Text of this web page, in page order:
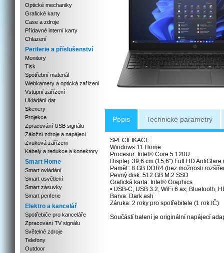
Optické mechaniky
Grafické karty
Case a zdroje
Přídavné interní karty
Chlazení
Periferie a příslušenství
Monitory
Tisk
Spotřební materiál
Webkamery a optická zařízení
Vstupní zařízení
Ukládání dat
Skenery
Projekce
Zpracování USB signálu
Záložní zdroje a napájení
Zvuková zařízeni
Kabely a redukce a konektory
Smart Home
Smart ovládání
Smart osvětlení
Smart zásuvky
Smart periferie
Elektro a kancelář
Spotřebiče pro kanceláře
Zpracování TV signálu
Světelné zdroje
Telefony
Outdoor
Popis Technické parametry
SPECIFIKACE:
Windows 11 Home
Procesor: Intel® Core 5 120U
Displej: 39,6 cm (15,6") Full HD
Paměť: 8 GB DDR4 (bez možnosti
Pevný disk: 512 GB M.2 SSD
Grafická karta: Intel® Graphics
• USB-C, USB 3.2, WiFi 6 ax, Bluetooth,
Barva: Dark ash
Záruka: 2 roky pro spotřebitele (1 rok IČ)
Součástí balení je originální napájecí